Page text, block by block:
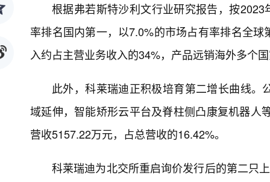
根据弗若斯特沙利文行业研究报告，按
率排名国内第一，以7.0%的市场占有率排名全
入约占主营业务收入的34%，产品远销海外多个
此外，科莱瑞迪正积极培育第二增长曲线
域延伸，智能矫形云平台及脊柱侧凸康复机器人
营收5157.22万元，占总营收的16.42%。
科莱瑞迪为北交所重启询价发行后的第二只